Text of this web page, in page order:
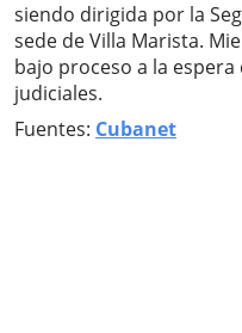
siendo dirigida por la
sede de Villa Marista.
bajo proceso a la
judiciales.
Fuentes: Cubanet